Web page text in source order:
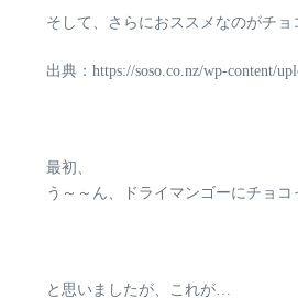
そして、さらにおススメなのがチ
出典：https://soso.co.nz/wp-content/
最初、
う～～ん、ドライマンゴーにチョコ
と思いましたが、これが…